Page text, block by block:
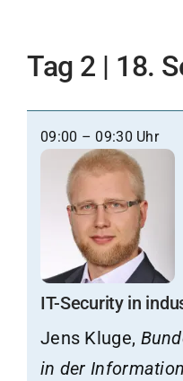
Tag 2 | 18.
09:00 – 09:30 Uhr
IT-Security in
Jens Kluge,
in der